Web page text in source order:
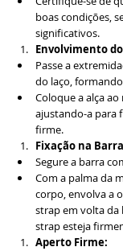
boas condições,
significativos.
Envolvimento
Passe a
do laço,
Coloque a alça
ajustando-a para
firme.
Fixação na
Segure a barra
Com a palma da
corpo, envolva a
strap em volta da
strap esteja
Aperto Firme: